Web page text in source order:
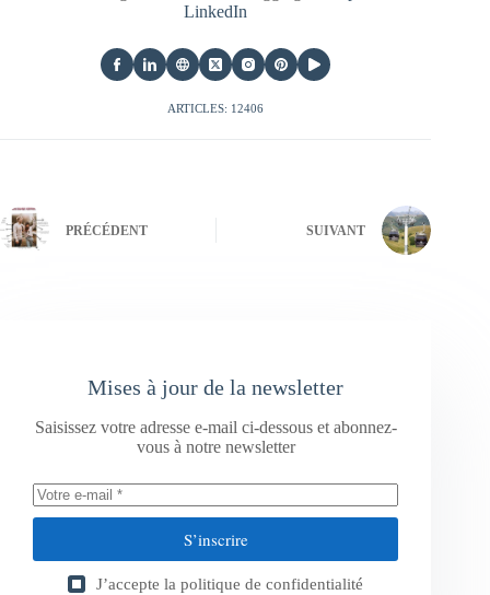
LinkedIn
ARTICLES: 12406
PRÉCÉDENT SUIVANT
Mises à jour de la newsletter
Saisissez votre adresse e-mail ci-dessous et abonnez-
vous à notre newsletter
S’inscrire
J’accepte la politique de confidentialité